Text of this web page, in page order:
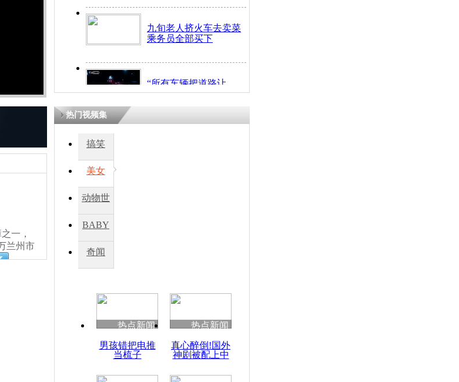
九旬老人挤火车去卖菜
乘务员全部买下
“所有车辆把道路让
开！”儿童突发疾病交
因
度苗族花山节
一，
兰州市
热门视频集
搞笑
美女
动物世
BABY
秀
奇闻
热点新闻
男孩错把电推
当梳子
热点新闻
真心醉倒!国外
神剧被配上中